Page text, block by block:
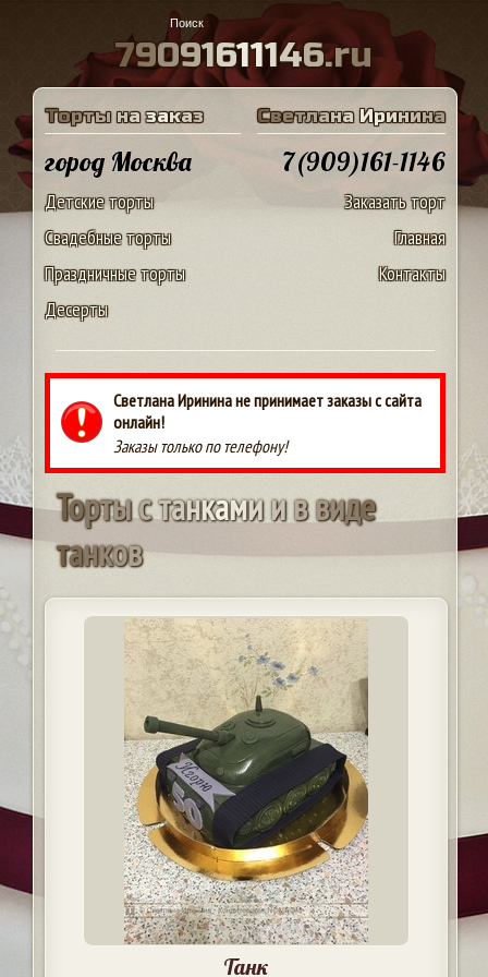
79091611146.ru
Торты на заказ
город Москва
Детские торты
Свадебные торты
Праздничные торты
Десерты
Светлана Иринина
7(909)161-1146
Заказать торт
Главная
Контакты
Светлана Иринина не принимает заказы с сайта
онлайн!
Заказы только по телефону!
Тортыстанкамииввиде
танков
Танк